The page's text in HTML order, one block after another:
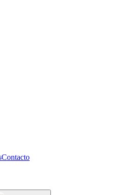
Contacto